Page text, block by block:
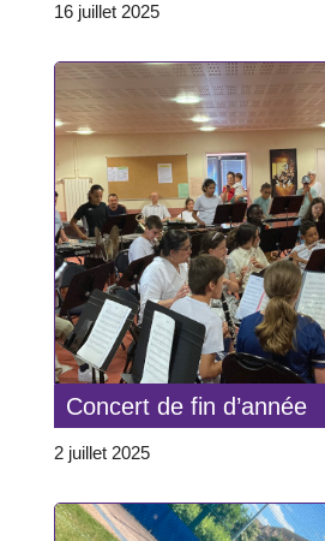
16 juillet 2025
Concert de fin d’année
2 juillet 2025